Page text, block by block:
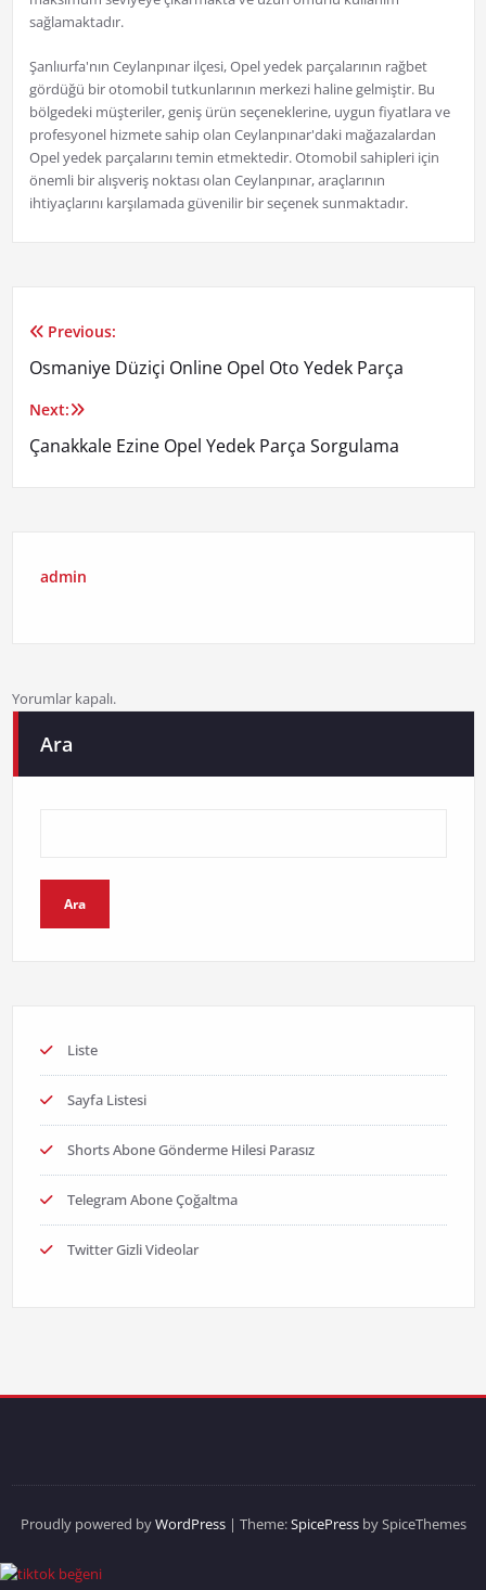
sağlamaktadır.
Şanlıurfa'nın Ceylanpınar ilçesi, Opel yedek parçalarının rağbet
gördüğü bir otomobil tutkunlarının merkezi haline gelmiştir. Bu
bölgedeki müşteriler, geniş ürün seçeneklerine, uygun fiyatlara ve
profesyonel hizmete sahip olan Ceylanpınar'daki mağazalardan
Opel yedek parçalarını temin etmektedir. Otomobil sahipleri için
önemli bir alışveriş noktası olan Ceylanpınar, araçlarının
ihtiyaçlarını karşılamada güvenilir bir seçenek sunmaktadır.
Yazı
gezinmesi
Previous:
Osmaniye Düziçi Online Opel Oto Yedek Parça
Next:
Çanakkale Ezine Opel Yedek Parça Sorgulama
admin
Yorumlar kapalı.
Ara
Ara
Liste
Sayfa Listesi
Shorts Abone Gönderme Hilesi Parasız
Telegram Abone Çoğaltma
Twitter Gizli Videolar
Proudly powered byWordPress| Theme:SpicePressby SpiceThemes